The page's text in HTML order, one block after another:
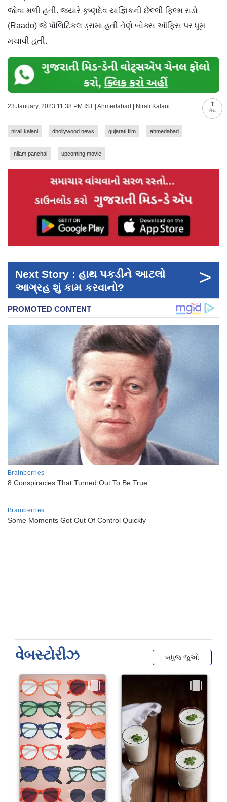
ટોચ
જોવા મળી હતી. જ્યારે કૃષ્ણદેવ યાજ્ઞિકની છેલ્લી ફિલ્મ રાડો
(Raado) જે પૉલિટિકલ ડ્રામા હતી તેણે બોક્સ ઑફિસ પર ધૂમ
મચાવી હતી.
23 January, 2023 11:38 PM IST | Ahmedabad | Nirali Kalani
nirali kalani dhollywood news gujarati film ahmedabad
nilam panchal upcoming movie
Next Story : હાથ પકડીને આટલો
આગ્રહ શું કામ કરવાનો?
>
વેબસ્ટોરીઝ બધુજ જુઓ